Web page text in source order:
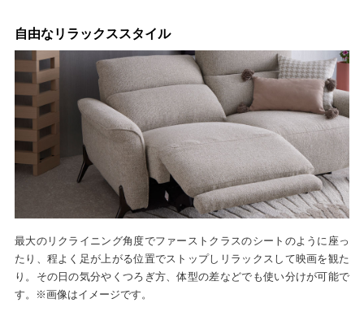
自由なリラックススタイル
最大のリクライニング角度でファーストクラスのシートのように座っ
たり、程よく足が上がる位置でストップしリラックスして映画を観た
り。その日の気分やくつろぎ方、体型の差などでも使い分けが可能で
す。※画像はイメージです。